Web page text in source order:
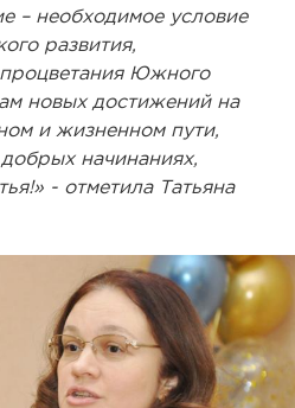
– необходимое условие
развития,
Южного
новых достижений на
и жизненном пути,
начинаниях,
- отметила Татьяна